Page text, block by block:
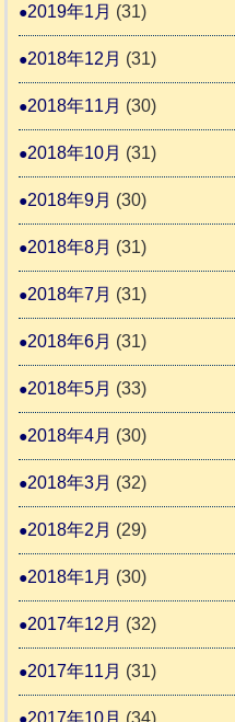
2019年1月 (31)
2018年12月 (31)
2018年11月 (30)
2018年10月 (31)
2018年9月 (30)
2018年8月 (31)
2018年7月 (31)
2018年6月 (31)
2018年5月 (33)
2018年4月 (30)
2018年3月 (32)
2018年2月 (29)
2018年1月 (30)
2017年12月 (32)
2017年11月 (31)
2017年10月 (34)